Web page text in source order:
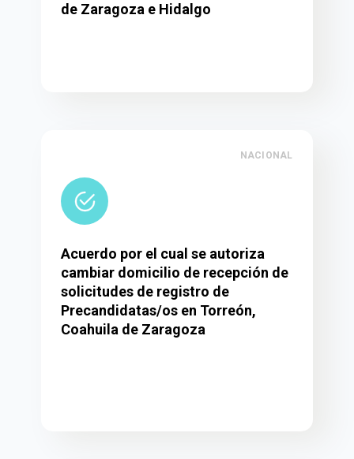
de Zaragoza e Hidalgo
NACIONAL
Acuerdo por el cual se autoriza
cambiar domicilio de recepción de
solicitudes de registro de
Precandidatas/os en Torreón,
Coahuila de Zaragoza